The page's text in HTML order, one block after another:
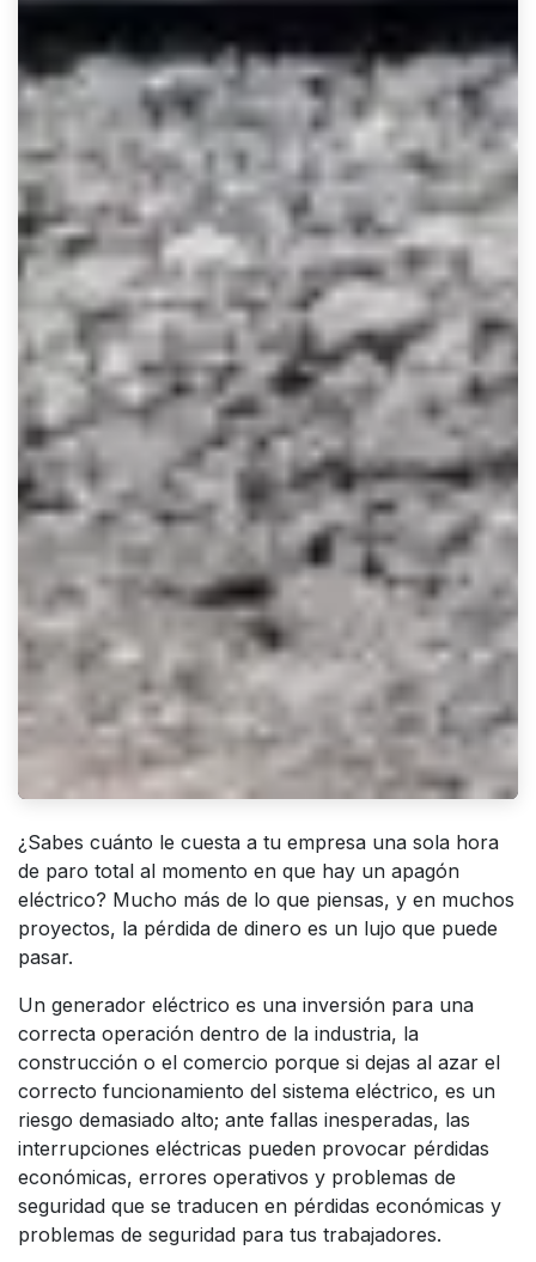
¿Sabes cuánto le cuesta a tu empresa una sola hora
de paro total al momento en que hay un apagón
eléctrico? Mucho más de lo que piensas, y en muchos
proyectos, la pérdida de dinero es un lujo que puede
pasar.
Un generador eléctrico es una inversión para una
correcta operación dentro de la industria, la
construcción o el comercio porque si dejas al azar el
correcto funcionamiento del sistema eléctrico, es un
riesgo demasiado alto; ante fallas inesperadas, las
interrupciones eléctricas pueden provocar pérdidas
económicas, errores operativos y problemas de
seguridad que se traducen en pérdidas económicas y
problemas de seguridad para tus trabajadores.